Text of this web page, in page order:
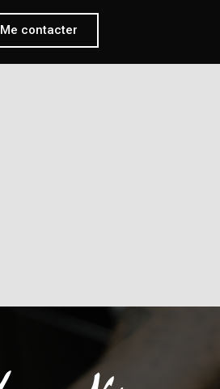
Me contacter